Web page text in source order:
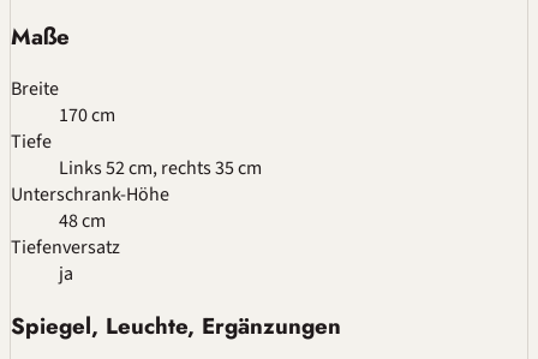
Maße
Breite
170 cm
Tiefe
Links 52 cm, rechts 35 cm
Unterschrank-Höhe
48 cm
Tiefenversatz
ja
Spiegel, Leuchte, Ergänzungen